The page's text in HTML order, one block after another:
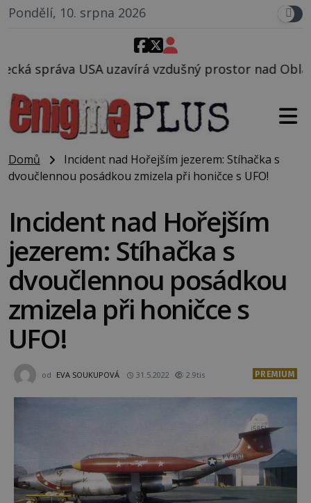
Pondělí, 10. srpna 2026
prostor nad Oblastí 51, mohlo to
Domů
Incident nad Hořejším jezerem: Stíhačka s
dvoučlennou posádkou zmizela při honičce s UFO!
Incident nad Hořejším
jezerem: Stíhačka s
dvoučlennou posádkou
zmizela při honičce s
UFO!
od EVA SOUKUPOVÁ 31.5.2022 2.9tis PREMIUM